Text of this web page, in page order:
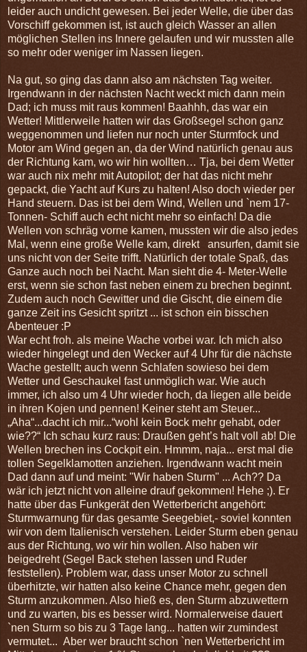
leider auch undicht gewesen. Bei jeder Welle, die über das
Vorschiff gekommen ist, ist auch gleich Wasser an allen
möglichen Stellen ins Innere gelaufen und wir mussten alle
so mehr oder weniger im Nassen liegen.
Na gut, so ging das dann also am nächsten Tag weiter.
Irgendwann in der nächsten Nacht weckt mich dann mein
Dad; ich muss mit raus kommen! Baahhh, das war ein
Wetter! Mittlerweile hatten wir das Großsegel schon ganz
weggenommen und liefen nur noch unter Sturmfock und
Motor am Wind gegen an, da der Wind natürlich genau aus
der Richtung kam, wo wir hin wollten… Tja, bei dem Wetter
war auch nix mehr mit Autopilot; der hat das nicht mehr
gepackt, die Yacht auf Kurs zu halten! Also doch wieder per
Hand steuern. Das ist bei dem Wind, Wellen und `nem 17-
Tonnen- Schiff auch echt nicht mehr so einfach! Da die
Wellen von schräg vorne kamen, mussten wir die also jedes
Mal, wenn eine große Welle kam, direkt ansurfen, damit sie
uns nicht von der Seite trifft. Natürlich der totale Spaß, das
Ganze auch noch bei Nacht. Man sieht die 4- Meter-Welle
erst, wenn sie schon fast neben einem zu brechen beginnt.
Zudem auch noch Gewitter und die Gischt, die einem die
ganze Zeit ins Gesicht spritzt ... ist schon ein bisschen
Abenteuer :P
War echt froh. als meine Wache vorbei war. Ich mich also
wieder hingelegt und den Wecker auf 4 Uhr für die nächste
Wache gestellt; auch wenn Schlafen sowieso bei dem
Wetter und Geschaukel fast unmöglich war. Wie auch
immer, ich also um 4 Uhr wieder hoch, da liegen alle beide
in ihren Kojen und pennen! Keiner steht am Steuer...
„Aha“...dacht ich mir...“wohl kein Bock mehr gehabt, oder
wie??“ Ich schau kurz raus: Draußen geht’s halt voll ab! Die
Wellen brechen ins Cockpit ein. Hmmm, naja... erst mal die
tollen Segelklamotten anziehen. Irgendwann wacht mein
Dad dann auf und meint: "Wir haben Sturm" ... Ach?? Da
wär ich jetzt nicht von alleine drauf gekommen! Hehe ;). Er
hatte über das Funkgerät den Wetterbericht angehört:
Sturmwarnung für das gesamte Seegebiet,- soviel konnten
wir von dem Italienisch verstehen. Leider Sturm eben genau
aus der Richtung, wo wir hin wollen. Also haben wir
beigedreht (Segel Back stehen lassen und Ruder
feststellen). Problem war, dass unser Motor zu schnell
überhitzte, wir hatten also keine Chance mehr, gegen den
Sturm anzukommen. Also hieß es, den Sturm abzuwettern
und zu warten, bis es besser wird. Normalerweise dauert
`nen Sturm so bis zu 3 Tage lang... hatten wir zumindest
vermutet... Aber wer braucht schon `nen Wetterbericht im